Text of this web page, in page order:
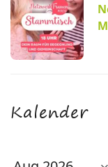
Kalender